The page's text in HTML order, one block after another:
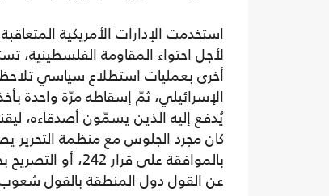
لأجل احتواء المقاومة الفلسطينية،
أخرى بعمليات استطلاع سياسي
الإسرائيلي، ثمّ إسقاطه مرّة واحدة
يُدفع إليه الذين يسمّون أصدقاءه،
كان مجرد الجلوس مع منظمة التحرير
بالموافقة على
عن القول دول المنطقة بالقول